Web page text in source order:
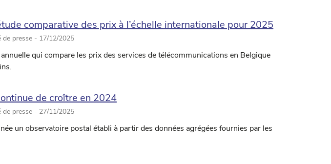
comparative des prix à l’échelle internationale pour 2025
de presse - 17/12/2025
qui compare les prix des services de télécommunications en Belgique
de croître en 2024
de presse - 27/11/2025
un observatoire postal établi à partir des données agrégées fournies par les